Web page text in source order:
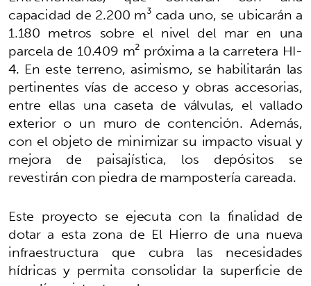
capacidad de 2.200 m³ cada uno, se ubicarán a
1.180 metros sobre el nivel del mar en una
parcela de 10.409 m² próxima a la carretera HI-
4. En este terreno, asimismo, se habilitarán las
pertinentes vías de acceso y obras accesorias,
entre ellas una caseta de válvulas, el vallado
exterior o un muro de contención. Además,
con el objeto de minimizar su impacto visual y
mejora de paisajística, los depósitos se
revestirán con piedra de mampostería careada.
Este proyecto se ejecuta con la finalidad de
dotar a esta zona de El Hierro de una nueva
infraestructura que cubra las necesidades
hídricas y permita consolidar la superficie de